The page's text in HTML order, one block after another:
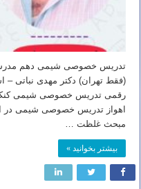
تدریس خصوصی شیمی دهم
(فقط تهران) دکتر مهدی نباتی –
رقمی تدریس خصوصی شیمی
اهواز تدریس خصوصی شیمی در
مبحث غلظت …
بیشتر بخوانید »